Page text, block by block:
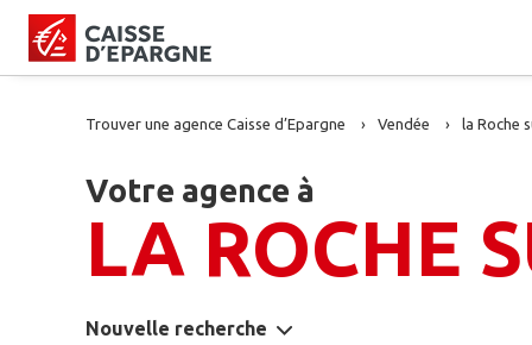
Trouver une agence Caisse d’Epargne Vendée la Roche
Votre agence à
LA ROCHE
Nouvelle recherche